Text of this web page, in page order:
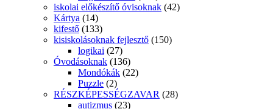
iskolai előkészítő óvisoknak (42)
Kártya (14)
kifestő (133)
kisiskolásoknak fejlesztő (150)
logikai (27)
Óvodásoknak (136)
Mondókák (22)
Puzzle (2)
RÉSZKÉPESSÉGZAVAR (28)
autizmus (23)